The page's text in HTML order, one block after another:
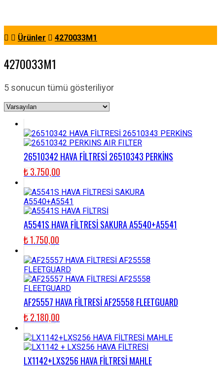
Ürünler 4270033M1
4270033M1
5 sonucun tümü gösteriliyor
26510342 HAVA FİLTRESİ 26510343 PERKİNS
₺3.750,00
A5541S HAVA FİLTRESİ SAKURA A5540+A5541
₺1.750,00
AF25557 HAVA FİLTRESİ AF25558 FLEETGUARD
₺2.180,00
LX1142+LXS256 HAVA FİLTRESİ MAHLE